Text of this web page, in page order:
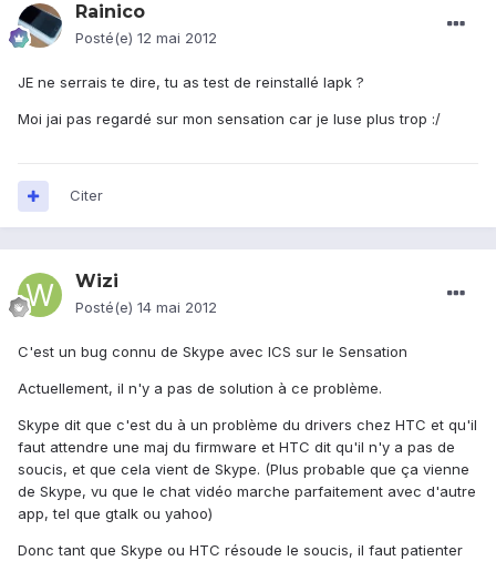
Rainico
Posté(e) 12 mai 2012
JE ne serrais te dire, tu as test de reinstallé lapk ?
Moi jai pas regardé sur mon sensation car je luse plus trop :/
Citer
Wizi
Posté(e) 14 mai 2012
C'est un bug connu de Skype avec ICS sur le Sensation
Actuellement, il n'y a pas de solution à ce problème.
Skype dit que c'est du à un problème du drivers chez HTC et qu'il
faut attendre une maj du firmware et HTC dit qu'il n'y a pas de
soucis, et que cela vient de Skype. (Plus probable que ça vienne
de Skype, vu que le chat vidéo marche parfaitement avec d'autre
app, tel que gtalk ou yahoo)
Donc tant que Skype ou HTC résoude le soucis, il faut patienter